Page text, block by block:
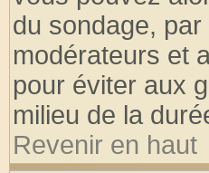
du sondage,
modérateurs et
pour éviter aux
milieu de la
Revenir en haut